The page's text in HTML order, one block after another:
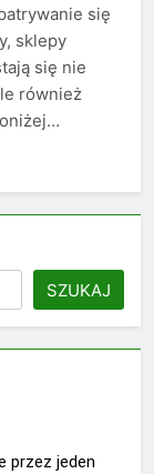
się
sklepy
się nie
również
SZUKAJ
przez jeden